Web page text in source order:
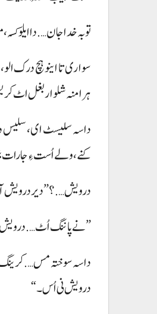
توبہ خدا جان…. دا ایلو
سواری تا اینو ہچ درک
ہرا منہ شلوار بغل اٹ
داسہ سلیسٹ ای، سلیس
کنے، ولے اُست ءِ
درویش ….؟ ”دیر
”نے پاننگ اُٹ …. درویش!
داسہ سوختہ مس….
درویش نی اُس۔“